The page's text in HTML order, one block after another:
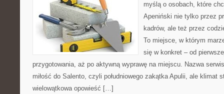
myślą o osobach, które
Apeniński nie tylko przez
kadrów, ale też przez
To miejsce, w którym
się w konkret – od
przygotowania, aż po aktywną wyprawę na miejscu. Nazwa
miłość do Salento, czyli południowego zakątka Apulii, ale klimat
wielowątkowa opowieść […]